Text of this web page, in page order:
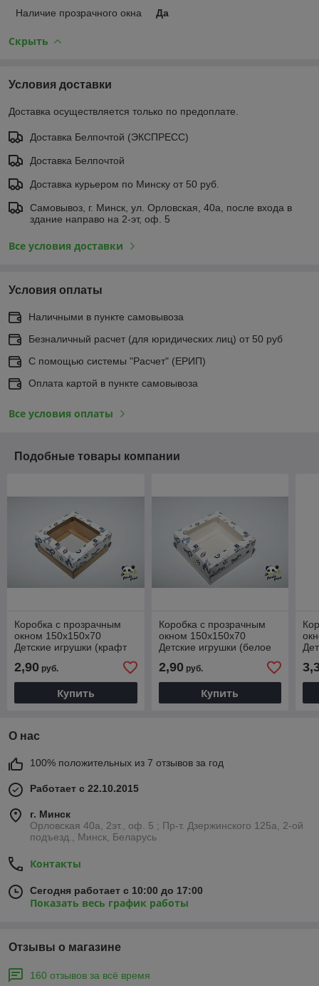
Наличие прозрачного окна
Да
Скрыть
Условия доставки
Доставка осуществляется только по предоплате.
Доставка Белпочтой (ЭКСПРЕСС)
Доставка Белпочтой
Доставка курьером по Минску от 50 руб.
Самовывоз, г. Минск, ул. Орловская, 40а, после входа в
здание направо на 2-эт, оф. 5
Все условия доставки
Условия оплаты
Наличными в пункте самовывоза
Безналичный расчет (для юридических лиц) от 50 руб
С помощью системы "Расчет" (ЕРИП)
Оплата картой в пункте самовывоза
Все условия оплаты
Подобные товары компании
Коробка с прозрачным
окном 150х150х70
Детские игрушки (крафт
2,90 руб.
Купить
Коробка с прозрачным
окном 150х150х70
Детские игрушки (белое
2,90руб.
Купить
О нас
100% положительных из 7 отзывов за год
Работает с 22.10.2015
г. Минск
Орловская 40а, 2эт., оф. 5 ; Пр-т. Дзержинского 125а, 2-ой
подъезд., Минск, Беларусь
Контакты
Сегодня работает с 10:00 до 17:00
Показать весь график работы
Отзывы о магазине
160 отзывов за всё время